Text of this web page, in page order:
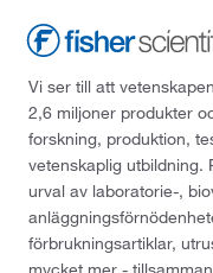
Vi ser till att
2,6 miljoner produkter
forskning, produktion,
vetenskaplig utbildning.
urval av laboratorie-,
förbrukningsartiklar,